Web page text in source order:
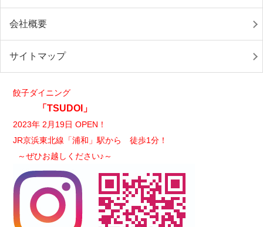
会社概要
サイトマップ
餃子ダイニング
「TSUDOI」
2023年 2月19日 OPEN！
JR京浜東北線「浦和」駅から 徒歩1分！
～ぜひお越しください♪～